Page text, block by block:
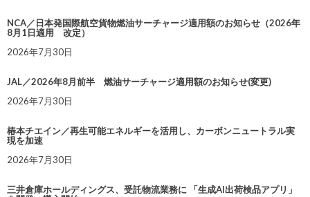
NCA／日本発国際航空貨物燃油サーチャージ適用額のお知らせ（2026年
8月1日適用 改定）
2026年7月30日
JAL／2026年8月前半 燃油サーチャージ適用額のお知らせ(変更)
2026年7月30日
椿本チエイン／再生可能エネルギーを活用し、カーボンニュートラル実
現を加速
2026年7月30日
三井倉庫ホールディングス、受託物流業務に 「生成AI出荷検品アプリ」